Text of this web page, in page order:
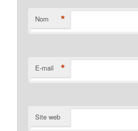
Nom *
E-mail *
Site web